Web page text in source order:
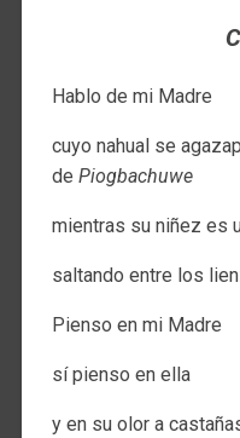
Hablo de mi Madre
cuyo nahual se
de Piogbachuwe
mientras su niñez es
saltando entre los
Pienso en mi Madre
sí pienso en ella
y en su olor a